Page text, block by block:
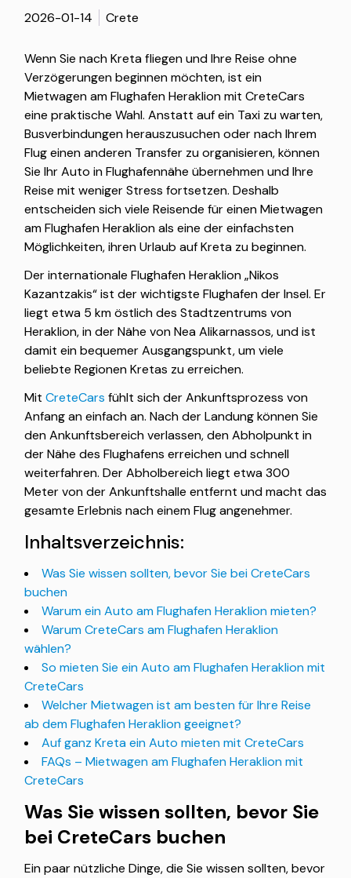
2026-01-14 Crete
Wenn Sie nach Kreta fliegen und Ihre Reise ohne
Verzögerungen beginnen möchten, ist ein
Mietwagen am Flughafen Heraklion mit CreteCars
eine praktische Wahl. Anstatt auf ein Taxi zu warten,
Busverbindungen herauszusuchen oder nach Ihrem
Flug einen anderen Transfer zu organisieren, können
Sie Ihr Auto in Flughafennähe übernehmen und Ihre
Reise mit weniger Stress fortsetzen. Deshalb
entscheiden sich viele Reisende für einen Mietwagen
am Flughafen Heraklion als eine der einfachsten
Möglichkeiten, ihren Urlaub auf Kreta zu beginnen.
Der internationale Flughafen Heraklion „Nikos
Kazantzakis“ ist der wichtigste Flughafen der Insel. Er
liegt etwa 5 km östlich des Stadtzentrums von
Heraklion, in der Nähe von Nea Alikarnassos, und ist
damit ein bequemer Ausgangspunkt, um viele
beliebte Regionen Kretas zu erreichen.
Mit CreteCars fühlt sich der Ankunftsprozess von
Anfang an einfach an. Nach der Landung können Sie
den Ankunftsbereich verlassen, den Abholpunkt in
der Nähe des Flughafens erreichen und schnell
weiterfahren. Der Abholbereich liegt etwa 300
Meter von der Ankunftshalle entfernt und macht das
gesamte Erlebnis nach einem Flug angenehmer.
Inhaltsverzeichnis:
Was Sie wissen sollten, bevor Sie bei CreteCars
buchen
Warum ein Auto am Flughafen Heraklion mieten?
Warum CreteCars am Flughafen Heraklion
wählen?
So mieten Sie ein Auto am Flughafen Heraklion mit
CreteCars
Welcher Mietwagen ist am besten für Ihre Reise
ab dem Flughafen Heraklion geeignet?
Auf ganz Kreta ein Auto mieten mit CreteCars
FAQs – Mietwagen am Flughafen Heraklion mit
CreteCars
Was Sie wissen sollten, bevor Sie
bei CreteCars buchen
Ein paar nützliche Dinge, die Sie wissen sollten, bevor